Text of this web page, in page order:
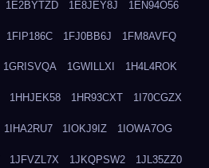
1E2BYTZD 1E8JEY8J 1EN94O56
1FIP186C 1FJ0BB6J 1FM8AVFQ
1GRISVQA 1GWILLXI 1H4L4ROK
1HHJEK58 1HR93CXT 1I70CGZX
1IHA2RU7 1IOKJ9IZ 1IOWA7OG
1JFVZL7X 1JKQPSW2 1JL35ZZ0